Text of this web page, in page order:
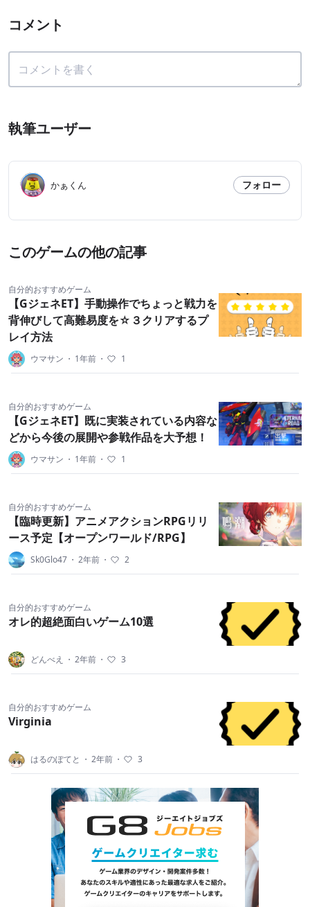
コメント
執筆ユーザー
かぁくん フォロー
このゲームの他の記事
自分的おすすめゲーム
【GジェネET】手動操作でちょっと戦力を
背伸びして高難易度を☆３クリアするプ
レイ方法
ウマサン ・ 1年前 ・ 1
自分的おすすめゲーム
【GジェネET】既に実装されている内容な
どから今後の展開や参戦作品を大予想！
ウマサン ・ 1年前 ・ 1
自分的おすすめゲーム
【臨時更新】アニメアクションRPGリリ
ース予定【オープンワールド/RPG】
Sk0Glo47 ・ 2年前 ・ 2
自分的おすすめゲーム
オレ的超絶面白いゲーム10選
どんべえ ・ 2年前 ・ 3
自分的おすすめゲーム
Virginia
はるのぽてと ・ 2年前 ・ 3